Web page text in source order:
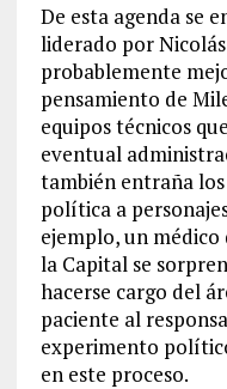
De esta agenda se
liderado por
probablemente
pensamiento de
equipos técnicos
eventual
también entraña
política a
ejemplo, un
la Capital se
hacerse cargo del
paciente al
experimento
en este proceso.